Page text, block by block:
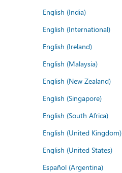
English (India)
English (International)
English (Ireland)
English (Malaysia)
English (New Zealand)
English (Singapore)
English (South Africa)
English (United Kingdom)
English (United States)
Español (Argentina)